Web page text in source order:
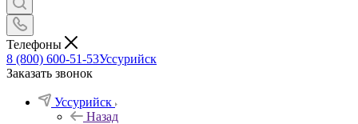
Телефоны
8 (800) 600-51-53Уссурийск
Заказать звонок
Уссурийск
Назад